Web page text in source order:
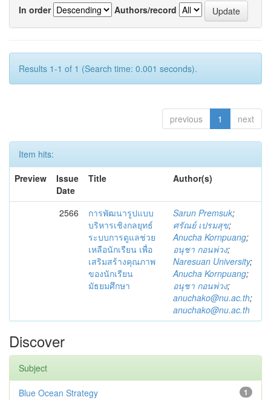
In order
Authors/record
Results 1-1 of 1 (Search time: 0.001 seconds).
previous 1 next
Item hits:
Preview
Issue
Date
Title Author(s)
2566
การพัฒนารูปแบบ
บริหารเชิงกลยุทธ์
ระบบการดูแลช่วย
เหลือนักเรียน เพื่อ
เสริมสร้างคุณภาพ
ของนักเรียน
มัธยมศึกษา
Sarun Premsuk;
ศรัณย์ เปรมสุข;
Anucha Kornpuang;
อนุชา กอนพ่วง;
Naresuan University;
Anucha Kornpuang;
อนุชา กอนพ่วง;
anuchako@nu.ac.th;
anuchako@nu.ac.th
Discover
Subject
1
Blue Ocean Strategy